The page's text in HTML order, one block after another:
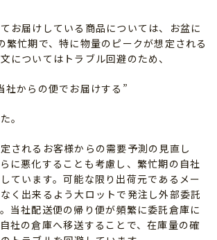
お届けしている商品については、お盆に
繁忙期で、特に物量のピークが想定される
についてはトラブル回避のため、
社からの便でお届けする”
。
されるお客様からの需要予測の見直し
に悪化することも考慮し、繁忙期の自社
ています。可能な限り出荷元であるメー
く出来るよう大ロットで発注し外部委託
当社配送便の帰り便が頻繁に委託倉庫に
社の倉庫へ移送することで、在庫量の確